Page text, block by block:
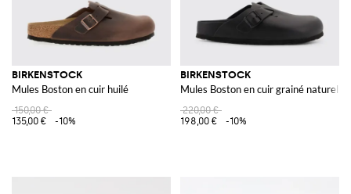
BIRKENSTOCK
Mules Boston en cuir huilé
150,00 €
135,00 €
-10%
BIRKENSTOCK
Mules Boston en cuir grainé naturel
220,00 €
198,00 €
-10%